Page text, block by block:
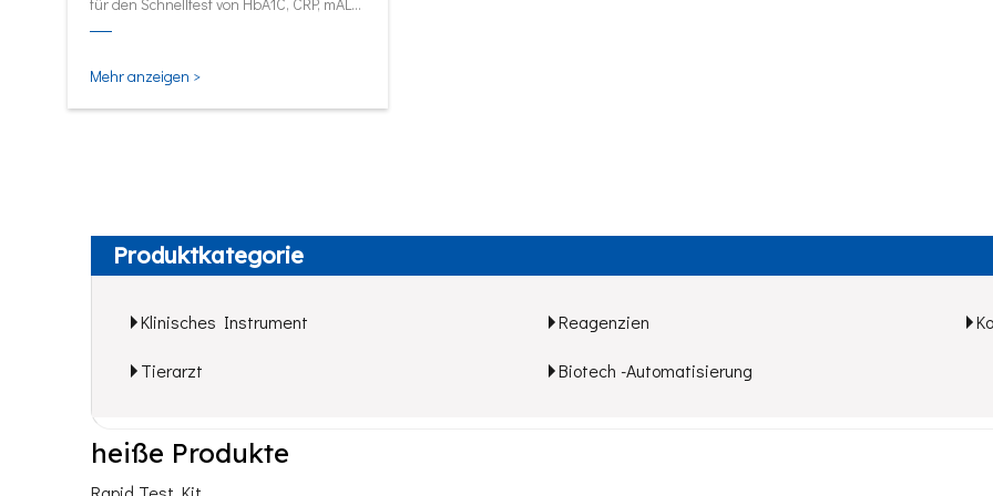
und SAA.
Mehr anzeigen >
Produktkategorie
Klinisches Instrument Reagenzien
Tierarzt Biotech -Automatisierung
heiße Produkte